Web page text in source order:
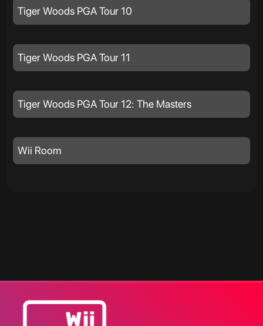
Tiger Woods PGA Tour 10
Tiger Woods PGA Tour 11
Tiger Woods PGA Tour 12: The Masters
Wii Room